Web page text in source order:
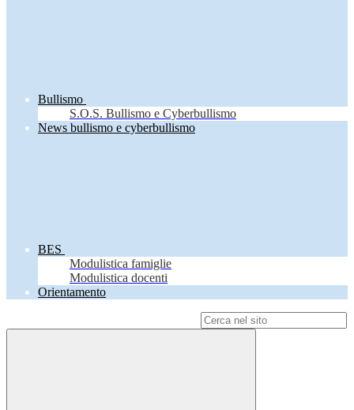
Bullismo
S.O.S. Bullismo e Cyberbullismo
News bullismo e cyberbullismo
BES
Modulistica famiglie
Modulistica docenti
Orientamento